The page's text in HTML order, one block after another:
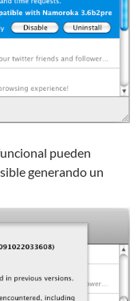
pueden
generando un